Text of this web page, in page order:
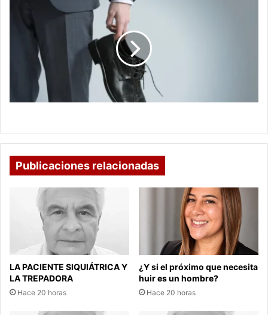
Publicaciones relacionadas
LA PACIENTE SIQUIÁTRICA Y
LA TREPADORA
Hace 20 horas
¿Y si el próximo que necesita
huir es un hombre?
Hace 20 horas